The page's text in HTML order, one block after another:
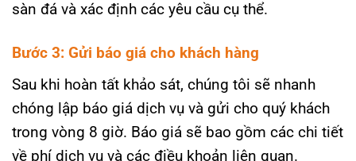
sàn đá và xác định các yêu cầu cụ thể.
Bước 3: Gửi báo giá cho khách hàng
Sau khi hoàn tất khảo sát, chúng tôi sẽ nhanh
chóng lập báo giá dịch vụ và gửi cho quý khách
trong vòng 8 giờ. Báo giá sẽ bao gồm các chi tiết
về phí dịch vụ và các điều khoản liên quan.